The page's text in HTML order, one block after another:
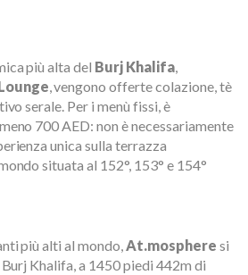
più alta del Burj Khalifa,
, vengono offerte colazione, tè
serale. Per i menù fissi, è
700 AED: non è necessariamente
unica sulla terrazza
situata al 152°, 153° e 154°
più alti al mondo,At.mosphere si
Khalifa, a 1450 piedi 442m di